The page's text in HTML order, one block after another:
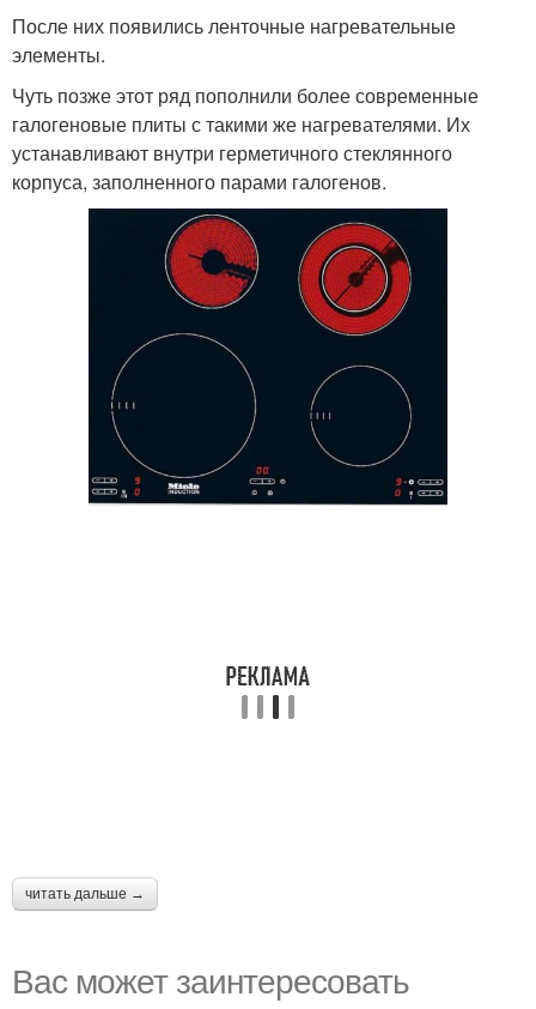
После них появились ленточные нагревательные
элементы.
Чуть позже этот ряд пополнили более современные
галогеновые плиты с такими же нагревателями. Их
устанавливают внутри герметичного стеклянного
корпуса, заполненного парами галогенов.
читать дальше →
Вас может заинтересовать